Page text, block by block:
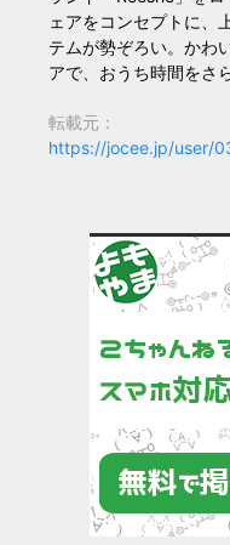
ェアをコンセプトに、
テムが勢ぞろい。かわ
アで、おうち時間をさ
転載元：
https://jocee.jp/user/